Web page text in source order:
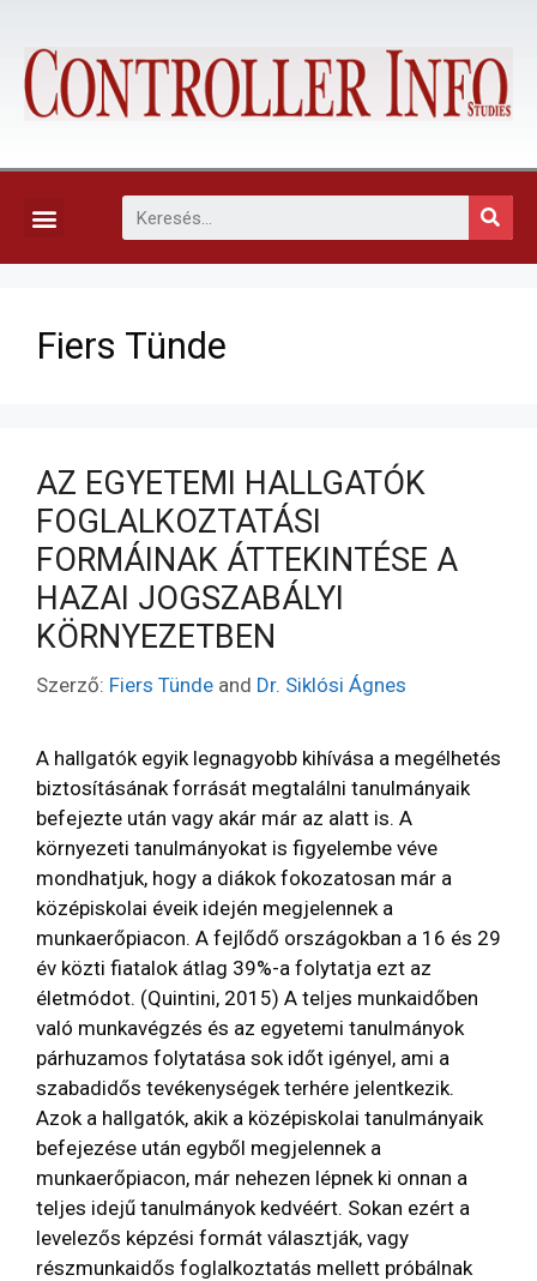
Fiers Tünde
AZ EGYETEMI HALLGATÓK
FOGLALKOZTATÁSI
FORMÁINAK ÁTTEKINTÉSE A
HAZAI JOGSZABÁLYI
KÖRNYEZETBEN
Szerző: Fiers Tünde and Dr. Siklósi Ágnes
A hallgatók egyik legnagyobb kihívása a megélhetés
biztosításának forrását megtalálni tanulmányaik
befejezte után vagy akár már az alatt is. A
környezeti tanulmányokat is figyelembe véve
mondhatjuk, hogy a diákok fokozatosan már a
középiskolai éveik idején megjelennek a
munkaerőpiacon. A fejlődő országokban a 16 és 29
év közti fiatalok átlag 39%-a folytatja ezt az
életmódot. (Quintini, 2015) A teljes munkaidőben
való munkavégzés és az egyetemi tanulmányok
párhuzamos folytatása sok időt igényel, ami a
szabadidős tevékenységek terhére jelentkezik.
Azok a hallgatók, akik a középiskolai tanulmányaik
befejezése után egyből megjelennek a
munkaerőpiacon, már nehezen lépnek ki onnan a
teljes idejű tanulmányok kedvéért. Sokan ezért a
levelezős képzési formát választják, vagy
részmunkaidős foglalkoztatás mellett próbálnak